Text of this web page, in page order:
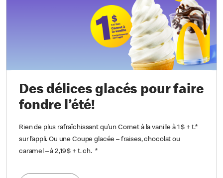
Des délices glacés pour faire
fondre l’été!
Rien de plus rafraîchissant qu’un Cornet à la vanille à 1 $ + t.*
sur l’appli. Ou une Coupe glacée – fraises, chocolat ou
caramel – à 2,19 $ + t. ch. *